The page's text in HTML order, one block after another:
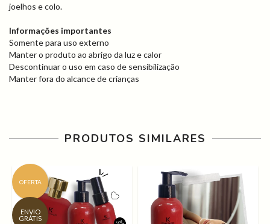
joelhos e colo.
Informações importantes
Somente para uso externo
Manter o produto ao abrigo da luz e calor
Descontinuar o uso em caso de sensibilização
Manter fora do alcance de crianças
PRODUTOS SIMILARES
OFERTA
ENVIO
GRÁTIS